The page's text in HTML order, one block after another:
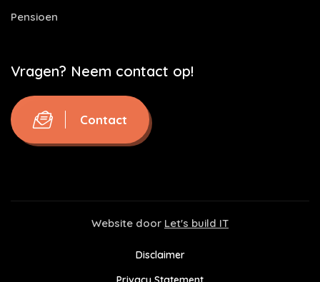
Pensioen
Vragen? Neem contact op!
Contact
Website door Let's build IT
Disclaimer